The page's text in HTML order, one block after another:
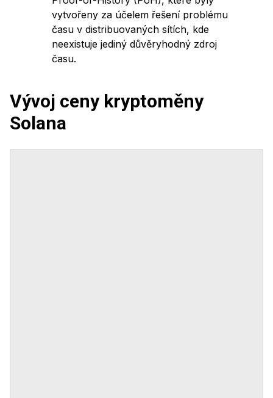
vytvořeny za účelem řešení problému
času v distribuovaných sítích, kde
neexistuje jediný důvěryhodný zdroj
času.
Vývoj ceny kryptoměny
Solana